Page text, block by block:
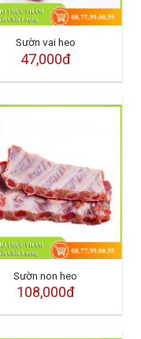
Sườn vai heo
47,000đ
Sườn non heo
108,000đ